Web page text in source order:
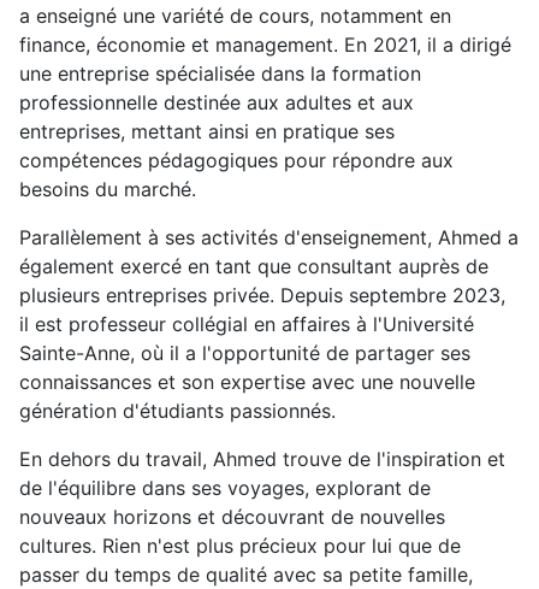
a enseigné une variété de cours, notamment en
finance, économie et management. En 2021, il a dirigé
une entreprise spécialisée dans la formation
professionnelle destinée aux adultes et aux
entreprises, mettant ainsi en pratique ses
compétences pédagogiques pour répondre aux
besoins du marché.
Parallèlement à ses activités d'enseignement, Ahmed a
également exercé en tant que consultant auprès de
plusieurs entreprises privée. Depuis septembre 2023,
il est professeur collégial en affaires à l'Université
Sainte-Anne, où il a l'opportunité de partager ses
connaissances et son expertise avec une nouvelle
génération d'étudiants passionnés.
En dehors du travail, Ahmed trouve de l'inspiration et
de l'équilibre dans ses voyages, explorant de
nouveaux horizons et découvrant de nouvelles
cultures. Rien n'est plus précieux pour lui que de
passer du temps de qualité avec sa petite famille,